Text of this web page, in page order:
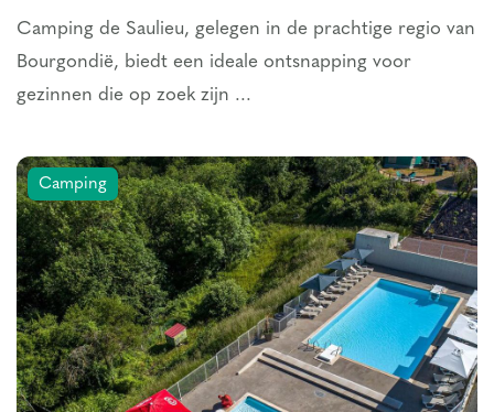
Camping de Saulieu, gelegen in de prachtige regio van
Bourgondië, biedt een ideale ontsnapping voor
gezinnen die op zoek zijn ...
Camping